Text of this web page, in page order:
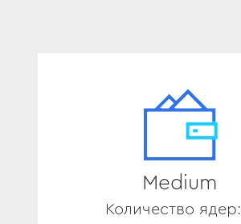
Medium
Количество ядер: